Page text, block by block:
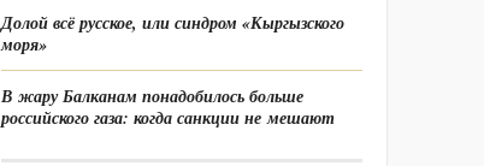
Долой всё русское, или синдром «Кыргызского
моря»
В жару Балканам понадобилось больше
российского газа: когда санкции не мешают